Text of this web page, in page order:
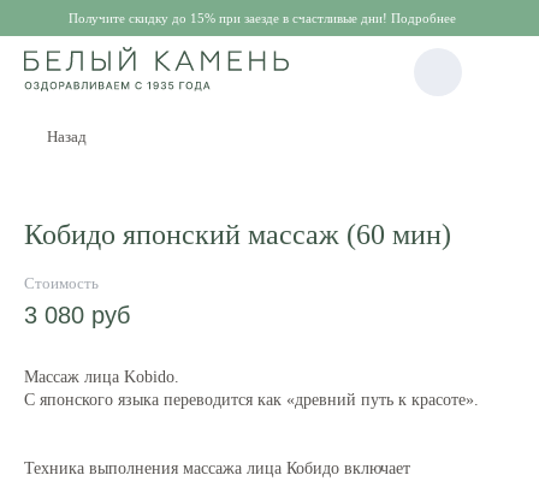
Получите скидку до 15% при заезде в счастливые дни! Подробнее
Назад
Кобидо японский массаж (60 мин)
3 080 руб
Массаж лица Kobido.
С японского языка переводится как «древний путь к красоте».
Техника выполнения массажа лица Кобидо включает